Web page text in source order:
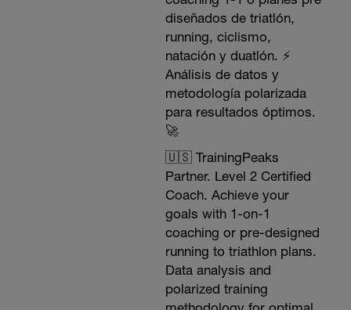
diseñados de triatlón,
running, ciclismo,
natación y duatlón. ⚡️
Análisis de datos y
metodología polarizada
para resultados óptimos.
🚀
🇺🇸 TrainingPeaks
Partner. Level 2 Certified
Coach. Achieve your
goals with 1-on-1
coaching or pre-designed
running to triathlon plans.
Data analysis and
polarized training